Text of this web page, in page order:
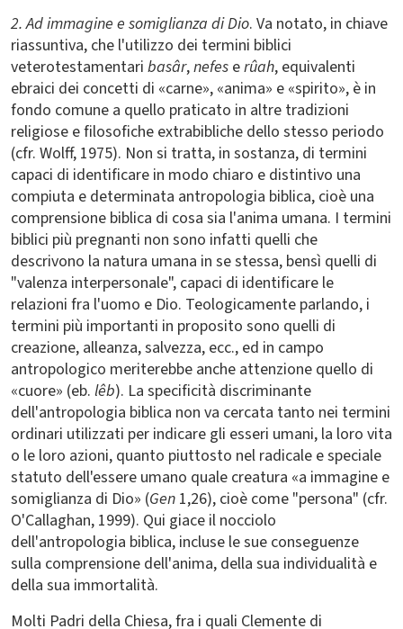
2. Ad immagine e somiglianza di Dio. Va notato, in chiave
riassuntiva, che l'utilizzo dei termini biblici
veterotestamentari basâr,nefes erûah, equivalenti
ebraici dei concetti di «carne», «anima» e «spirito», è in
fondo comune a quello praticato in altre tradizioni
religiose e filosofiche extrabibliche dello stesso periodo
(cfr. Wolff, 1975). Non si tratta, in sostanza, di termini
capaci di identificare in modo chiaro e distintivo una
compiuta e determinata antropologia biblica, cioè una
comprensione biblica di cosa sia l'anima umana. I termini
biblici più pregnanti non sono infatti quelli che
descrivono la natura umana in se stessa, bensì quelli di
"valenza interpersonale", capaci di identificare le
relazioni fra l'uomo e Dio. Teologicamente parlando, i
termini più importanti in proposito sono quelli di
creazione, alleanza, salvezza, ecc., ed in campo
antropologico meriterebbe anche attenzione quello di
«cuore» (eb. lêb). La specificità discriminante
dell'antropologia biblica non va cercata tanto nei termini
ordinari utilizzati per indicare gli esseri umani, la loro vita
o le loro azioni, quanto piuttosto nel radicale e speciale
statuto dell'essere umano quale creatura «a immagine e
somiglianza di Dio» (Gen 1,26), cioè come "persona" (cfr.
O'Callaghan, 1999). Qui giace il nocciolo
dell'antropologia biblica, incluse le sue conseguenze
sulla comprensione dell'anima, della sua individualità e
della sua immortalità.
Molti Padri della Chiesa, fra i quali Clemente di